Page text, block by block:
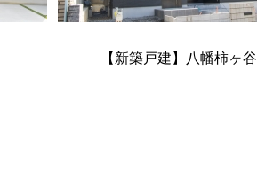
【新築戸建】八幡柿ヶ谷